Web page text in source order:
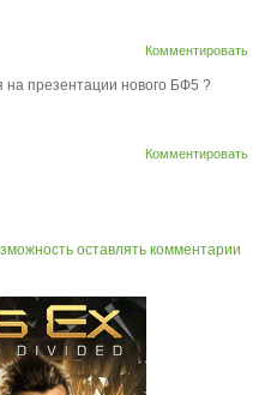
Комментировать
на презентации нового БФ5 ?
Комментировать
оставлять комментарии